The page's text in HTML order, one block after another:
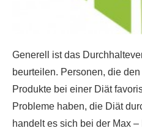
Generell ist das
beurteilen. Personen, die
Produkte bei einer Diät
Probleme haben, die Diät
handelt es sich bei der Max